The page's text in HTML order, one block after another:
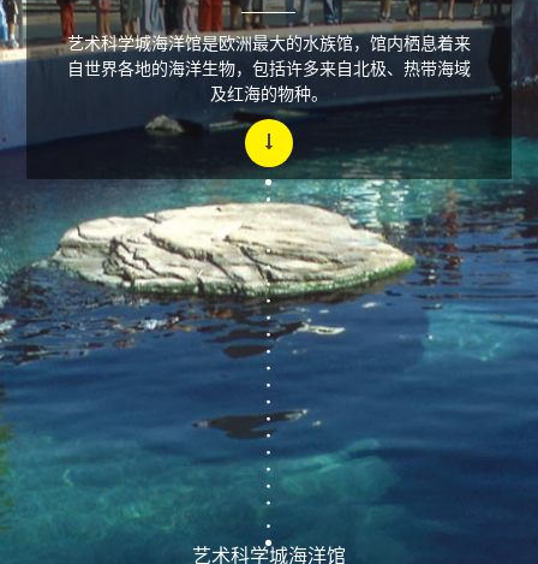
艺术科学城海洋馆
艺术科学城海洋馆是欧洲最大的水族馆，馆内栖息着来
自世界各地的海洋生物，包括许多来自北极、热带海域
及红海的物种。